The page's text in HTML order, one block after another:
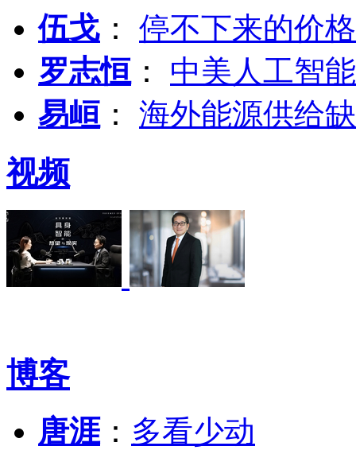
伍戈 ： 停不下来的价
罗志恒 ： 中美人工智
易峘 ： 海外能源供给
视频
博客
唐涯： 多看少动